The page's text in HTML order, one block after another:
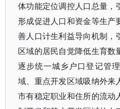
体功能定位调控人口总量，
形成促进人口和资金等生产
善人口计生利益导向机制，
区域的居民自觉降低生育数
逐步统一城乡户口登记管
域、重点开发区域吸纳外来
市有稳定职业和住所的流动